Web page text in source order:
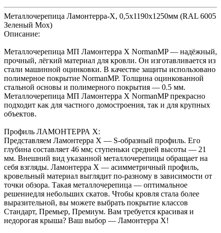
Металлочерепица Ламонтерра-Х, 0,5х1190х1250мм (RAL 6005
Зеленый Мох)
Описание:
Металлочерепица МП Ламонтерра X NormanMP — надёжный,
прочный, лёгкий материал для кровли. Он изготавливается из
стали машинной оцинковки. В качестве защиты использовано
полимерное покрытие NormanMP. Толщина оцинкованной
стальной основы и полимерного покрытия — 0.5 мм.
Металлочерепица МП Ламонтерра X NormanMP прекрасно
подходит как для частного домостроения, так и для крупных
объектов.
Профиль ЛАМОНТЕРРА X:
Представляем Ламонтерра X — S-образный профиль. Его
глубина составляет 46 мм; ступеньки средней высоты — 21
мм. Внешний вид указанной металлочерепицы обращает на
себя взгляды. Ламонтерра X — асимметричный профиль,
кровельный материал выглядит по-разному в зависимости от
точки обзора. Такая металлочерепица — оптимальное
решениедля небольших скатов. Чтобы кровля стала более
выразительной, вы можете выбрать покрытие классов
Стандарт, Премьер, Премиум. Вам требуется красивая и
недорогая крыша? Ваш выбор — Ламонтерра X!